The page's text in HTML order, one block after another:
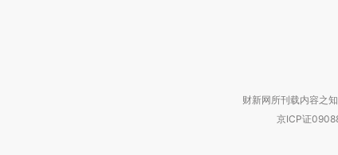
财新网所刊载内容之
京ICP证